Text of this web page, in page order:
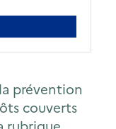
prévention
couverts